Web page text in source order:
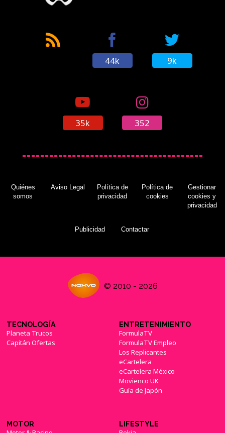
44k 9k
35k 352
Quiénes
somos
Aviso Legal
Política de
privacidad
Política de
cookies
Gestionar
cookies y
privacidad
Publicidad Contactar
© 2010 - 2026
TECNOLOGÍA
Planeta Trucos
Capitán Ofertas
ENTRETENIMIENTO
FormulaTV
FormulaTV Empleo
Los Replicantes
eCartelera
eCartelera México
Movienco UK
Guía de Japón
MOTOR LIFESTYLE